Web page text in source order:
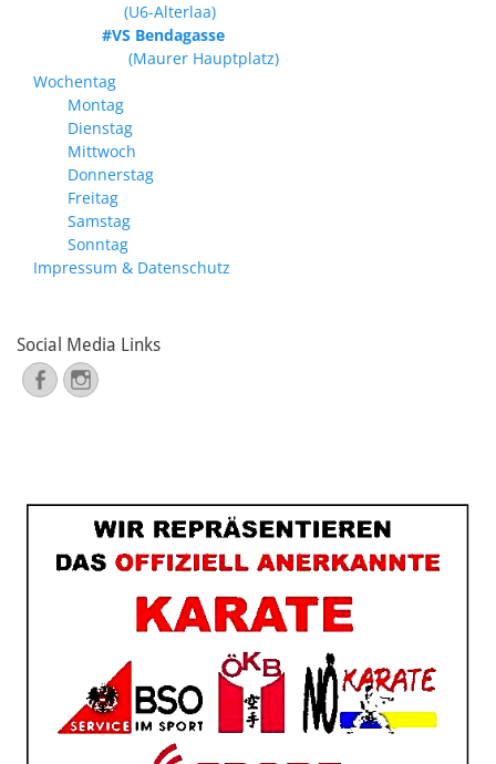
(U6-Alterlaa)
#VS Bendagasse
(Maurer Hauptplatz)
Wochentag
Montag
Dienstag
Mittwoch
Donnerstag
Freitag
Samstag
Sonntag
Impressum & Datenschutz
Social Media Links
FacebookInstagram